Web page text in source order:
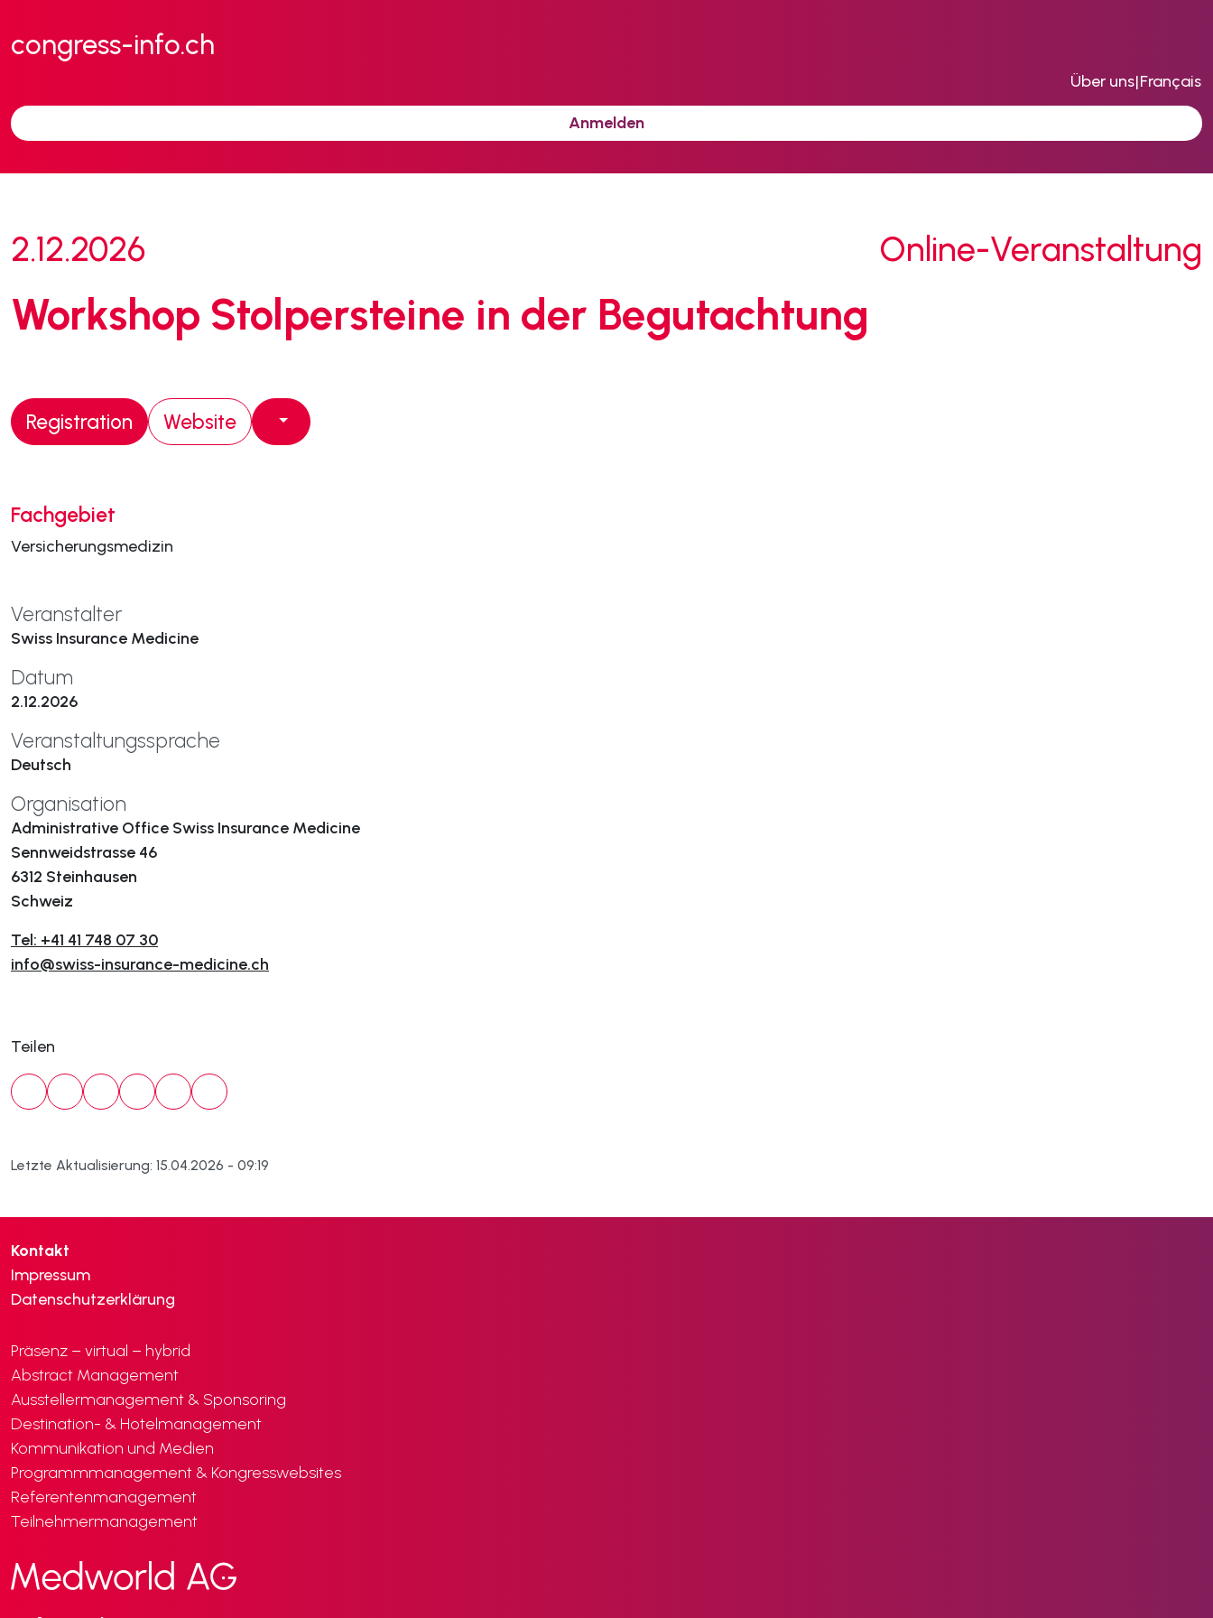
congress-info.ch
Über uns|Français
Anmelden
2.12.2026 Online-Veranstaltung
Workshop Stolpersteine in der Begutachtung
Registration Website
Fachgebiet
Versicherungsmedizin
Veranstalter
Swiss Insurance Medicine
Datum
2.12.2026
Veranstaltungssprache
Deutsch
Organisation
Administrative Office Swiss Insurance Medicine
Sennweidstrasse 46
6312 Steinhausen
Schweiz
Tel: +41 41 748 07 30
info@swiss-insurance-medicine.ch
Teilen
Letzte Aktualisierung: 15.04.2026 - 09:19
Kontakt
Impressum
Datenschutzerklärung
Präsenz – virtual – hybrid
Abstract Management
Ausstellermanagement & Sponsoring
Destination- & Hotelmanagement
Kommunikation und Medien
Programmmanagement & Kongresswebsites
Referentenmanagement
Teilnehmermanagement